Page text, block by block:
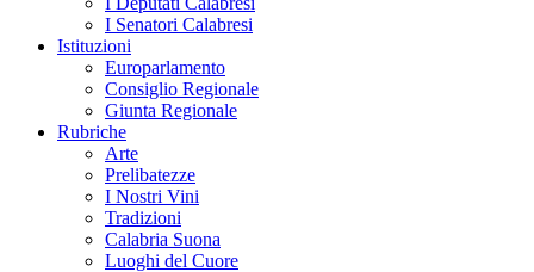
I Senatori Calabresi
Istituzioni
Europarlamento
Consiglio Regionale
Giunta Regionale
Rubriche
Arte
Prelibatezze
I Nostri Vini
Tradizioni
Calabria Suona
Luoghi del Cuore